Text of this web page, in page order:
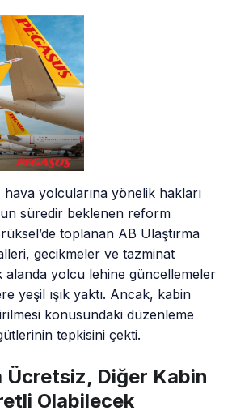
yolcularına yönelik hakları
süredir beklenen reform
toplanan AB Ulaştırma
gecikmeler ve tazminat
yolcu lehine güncellemeler
yeşil ışık yaktı. Ancak, kabin
konusundaki düzenleme
tepkisini çekti.
Ücretsiz, Diğer Kabin
Olabilecek